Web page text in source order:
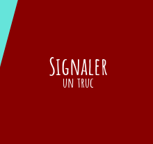
Signaler
un truc